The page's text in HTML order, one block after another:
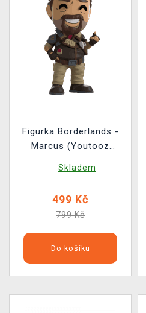
Figurka Borderlands -
Marcus (Youtooz
Skladem
499 Kč
799 Kč
Do košíku